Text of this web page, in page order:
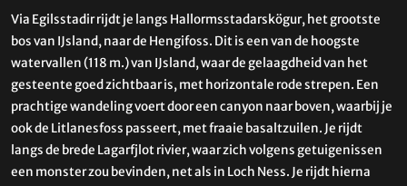
Via Egilsstadir rijdt je langs Hallormsstadarskögur, het grootste
bos van IJsland, naar de Hengifoss. Dit is een van de hoogste
watervallen (118 m.) van IJsland, waar de gelaagdheid van het
gesteente goed zichtbaar is, met horizontale rode strepen. Een
prachtige wandeling voert door een canyon naar boven, waarbij je
ook de Litlanesfoss passeert, met fraaie basaltzuilen. Je rijdt
langs de brede Lagarfjlot rivier, waar zich volgens getuigenissen
een monster zou bevinden, net als in Loch Ness. Je rijdt hierna